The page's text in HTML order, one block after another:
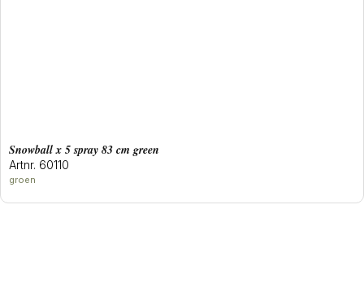
snowball x 5 spray 83 cm green
Artnr. 60110
groen